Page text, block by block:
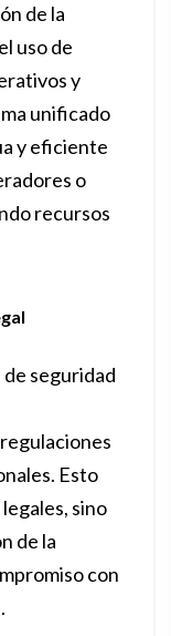
de la
uso de
y
unificado
y eficiente
o
recursos
seguridad
Esto
sino
de la
con